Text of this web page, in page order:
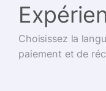
Choisissez la
paiement et de